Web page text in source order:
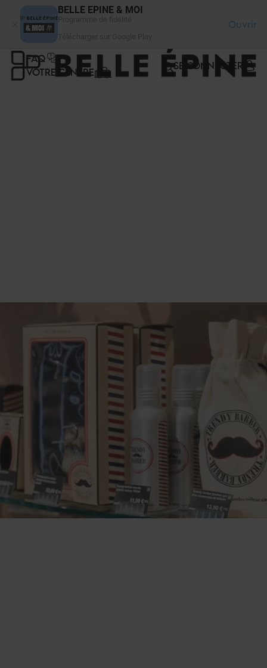
BELLE EPINE & MOI
Ouvrir
FAQ
VOTRE CENTRE
SE CONNECTER
Panneau de gestion des cookies